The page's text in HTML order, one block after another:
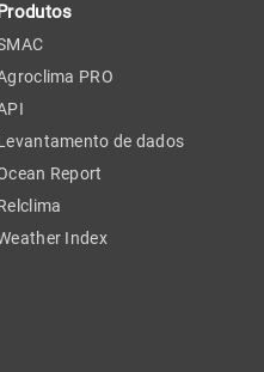
PRO
de dados
Report
Index